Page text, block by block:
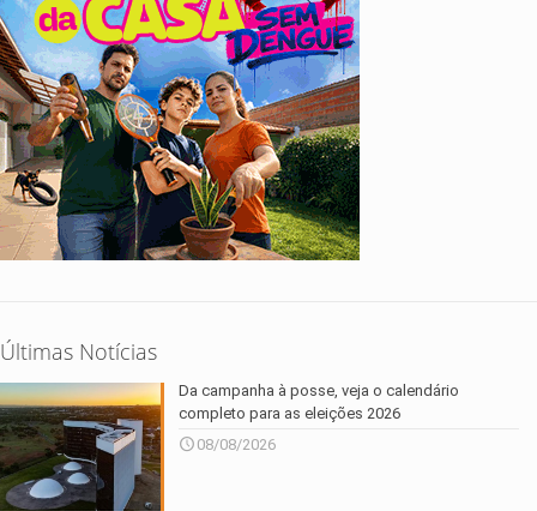
Últimas Notícias
Da campanha à posse, veja o calendário
completo para as eleições 2026
08/08/2026